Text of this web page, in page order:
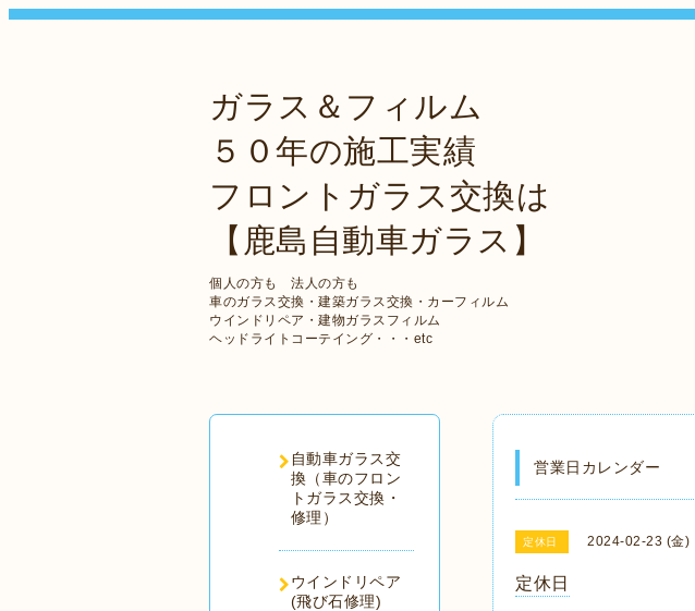
ガラス＆フィルム
５０年の施工実績
フロントガラス交換は
【鹿島自動車ガラス】
個人の方も 法人の方も
車のガラス交換・建築ガラス交換・カーフィルム
ウインドリペア・建物ガラスフィルム
ヘッドライトコーテイング・・・etc
営業日カレンダー
定休日 2024-02-23 (金)
定休日
自動車ガラス交
換（車のフロン
トガラス交換・
修理）
ウインドリペア
(飛び石修理)